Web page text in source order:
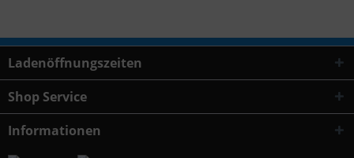
Ladenöffnungszeiten
Shop Service
Informationen